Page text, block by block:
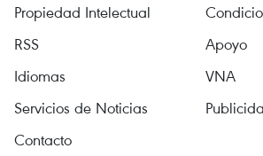
Propiedad Intelectual
RSS
Apoyo
Idiomas
VNA
Servicios de Noticias
Contacto